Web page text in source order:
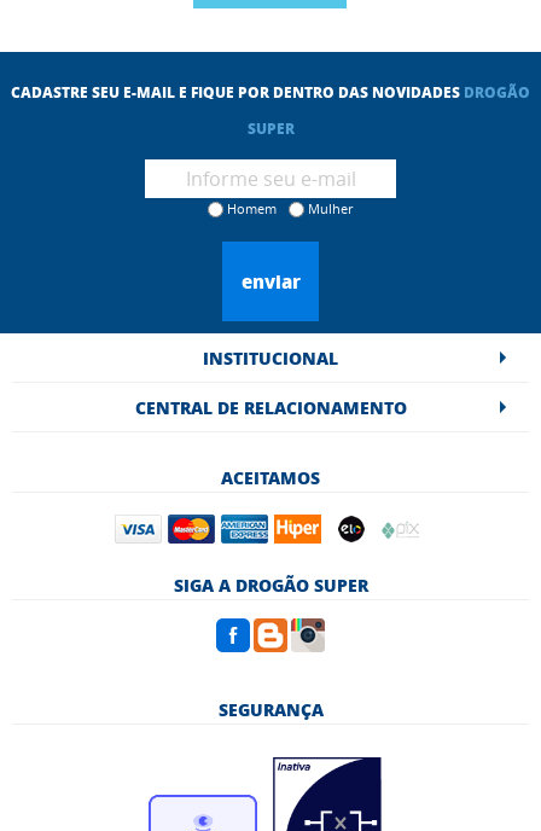
CADASTRE SEU E-MAIL E FIQUE POR DENTRO DAS NOVIDADES DROGÃO
SUPER
Homem Mulher
enviar
INSTITUCIONAL
CENTRAL DE RELACIONAMENTO
ACEITAMOS
SIGA A DROGÃO SUPER
SEGURANÇA